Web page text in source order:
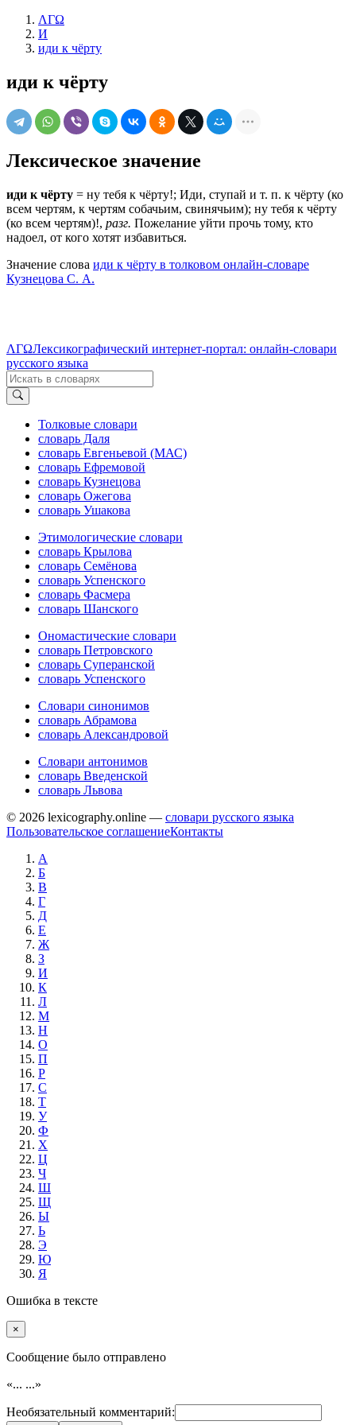
ΛΓΩ
И
иди к чёрту
иди к чёрту
Лексическое значение
иди к чёрту = ну тебя к чёрту!; Иди, ступай и т. п. к чёрту (ко
всем чертям, к чертям собачьим, свинячьим); ну тебя к чёрту
(ко всем чертям)!, разг. Пожелание уйти прочь тому, кто
надоел, от кого хотят избавиться.
Значение слова иди к чёрту в толковом онлайн-словаре
Кузнецова С. А.
ΛΓΩЛексикографический интернет-портал: онлайн-словари
русского языка
Толковые словари
словарь Даля
словарь Евгеньевой (МАС)
словарь Ефремовой
словарь Кузнецова
словарь Ожегова
словарь Ушакова
Этимологические словари
словарь Крылова
словарь Семёнова
словарь Успенского
словарь Фасмера
словарь Шанского
Ономастические словари
словарь Петровского
словарь Суперанской
словарь Успенского
Словари синонимов
словарь Абрамова
словарь Александровой
Словари антонимов
словарь Введенской
словарь Львова
© 2026 lexicography.online — словари русского языка
Пользовательское соглашениеКонтакты
А
Б
В
Г
Д
Е
Ж
З
И
К
Л
М
Н
О
П
Р
С
Т
У
Ф
Х
Ц
Ч
Ш
Щ
Ы
Ь
Э
Ю
Я
Ошибка в тексте
×
Cообщение было отправлено
«... ...»
Необязательный комментарий: